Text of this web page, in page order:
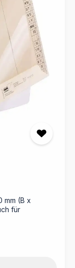
mm (B x
für